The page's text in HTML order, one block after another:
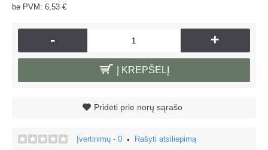
be PVM: 6,53 €
- +
Į KREPŠELĮ
Pridėti prie norų sąrašo
Įvertinimų - 0 • Rašyti atsiliepimą